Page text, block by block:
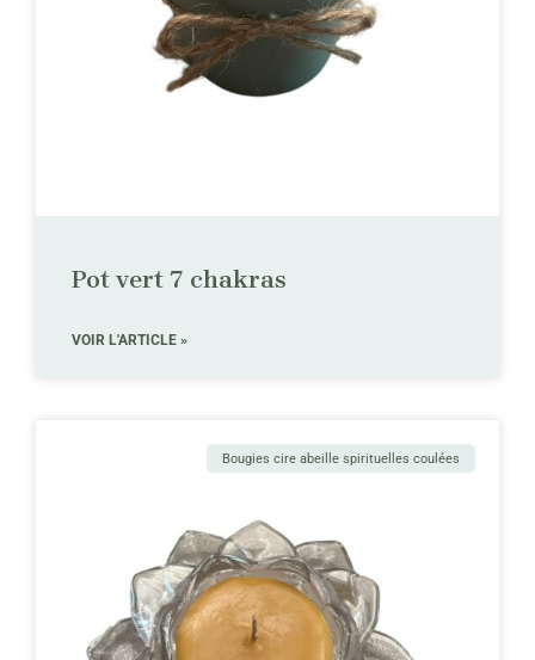
Pot vert 7 chakras
VOIR L'ARTICLE »
Bougies cire abeille spirituelles coulées